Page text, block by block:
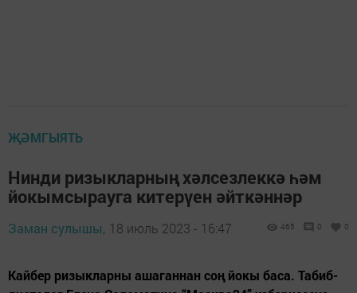
ҖӘМГЫЯТЬ
Нинди ризыкларның хәлсезлеккә һәм
йокымсырауга китерүен әйткәннәр
Заман сулышы, 18 июль 2023 - 16:47 465 0 0
Кайбер ризыкларны ашаганнан соң йокы баса. Табиб-